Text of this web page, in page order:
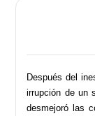
Después del
irrupción de un
desmejoró las